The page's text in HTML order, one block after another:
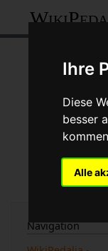
Ihre
Diese
besser
Alle
Navigation